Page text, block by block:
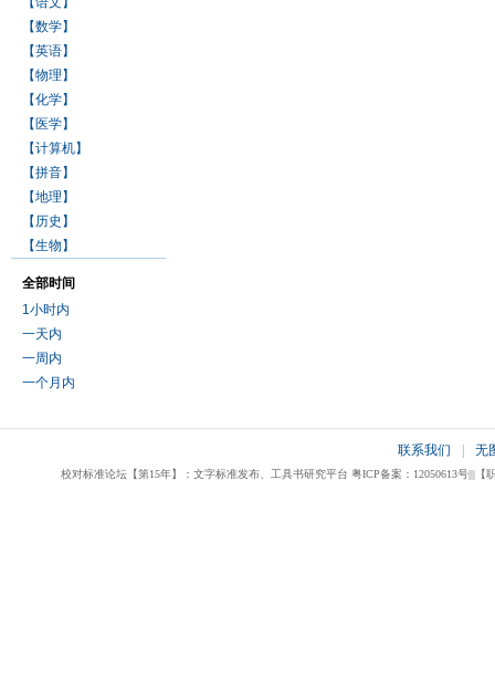
【数学】
【英语】
【物理】
【化学】
【医学】
【计算机】
【拼音】
【地理】
【历史】
【生物】
全部时间
1小时内
一天内
一周内
一个月内
联系我们 无
校对标准论坛【第15年】：文字标准发布、工具书研究平台 粤ICP备案：12050613号|||【